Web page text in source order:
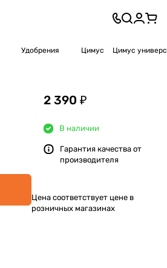
Удобрения Цимус Цимус
2 390 ₽
В наличии
Гарантия качества от
производителя
Цена соответствует цене в
розничных магазинах